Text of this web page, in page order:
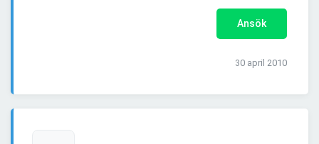
Ansök
30 april 2010